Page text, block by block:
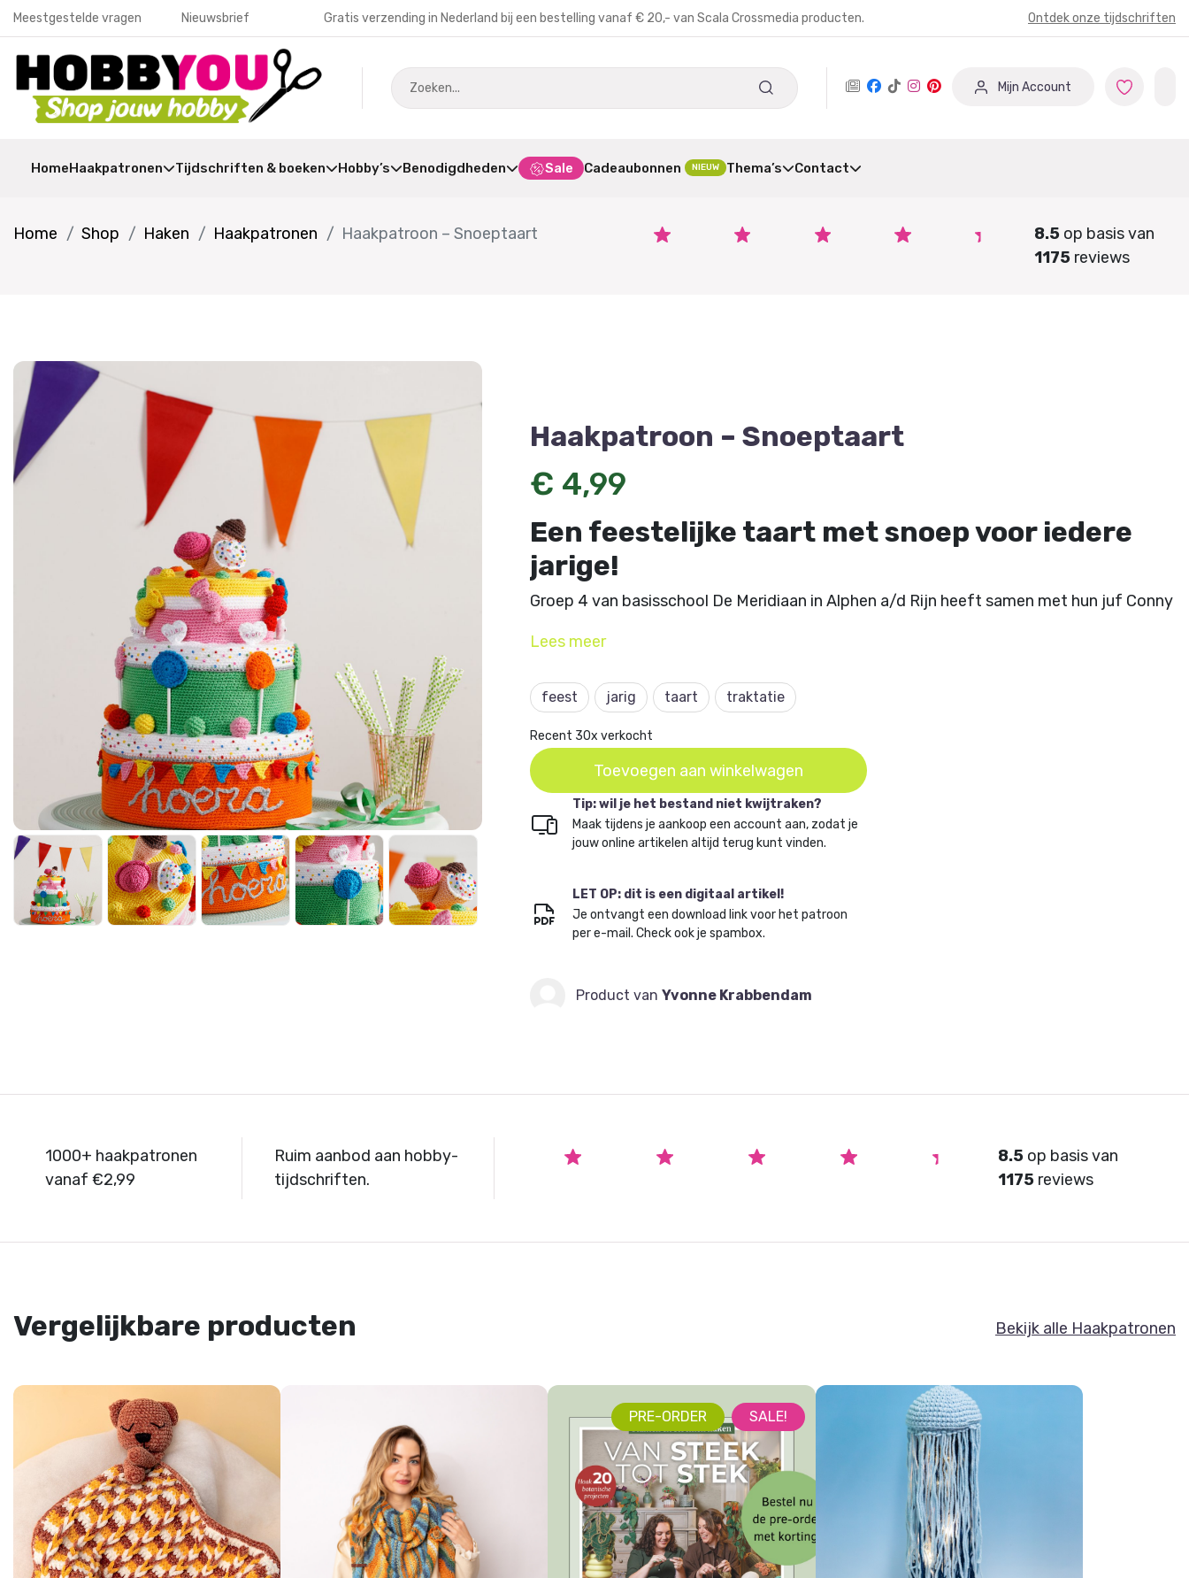
Meestgestelde vragen Nieuwsbrief Gratis verzending in Nederland bij een bestelling vanaf € 20,- van Scala Crossmedia producten. Ontdek onze tijdschriften
Mijn Account
HomeHaakpatronen Tijdschriften & boeken Hobby’s Benodigdheden Sale Cadeaubonnen NIEUW Thema’s Contact
Home Shop Haken Haakpatronen Haakpatroon – Snoeptaart 8.5op basis van
1175reviews
Haakpatroon – Snoeptaart
€ 4,99
Een feestelijke taart met snoep voor iedere
jarige!
Groep 4 van basisschool De Meridiaan in Alphen a/d Rijn heeft samen met hun juf Conny
feestelijke taart bij elke jarige op tafel.
Dit artikel komt uitAan de Haak Amigurumi Magazine 8
Krabbendam.
Lees meer
feest jarig taart traktatie
Recent 30x verkocht
Toevoegen aan winkelwagen
Tip: wil je het bestand niet kwijtraken?
Maak tijdens je aankoop een account aan, zodat je
jouw online artikelen altijd terug kunt vinden.
LET OP: dit is een digitaal artikel!
Je ontvangt een download link voor het patroon
per e-mail. Check ook je spambox.
Product van Yvonne Krabbendam
1000+ haakpatronen
vanaf €2,99
Ruim aanbod aan hobby-
tijdschriften.
8.5op basis van
1175reviews
Vergelijkbare producten Bekijk alle Haakpatronen
PRE-ORDER SALE!